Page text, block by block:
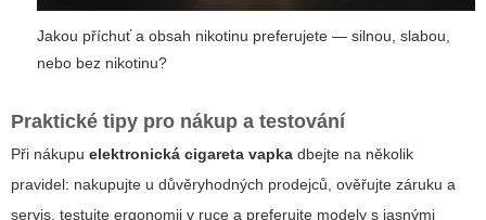
Jakou příchuť a obsah nikotinu preferujete — silnou, slabou,
nebo bez nikotinu?
Praktické tipy pro nákup a testování
Při nákupu elektronická cigareta vapka dbejte na několik
pravidel: nakupujte u důvěryhodných prodejců, ověřujte záruku a
servis, testujte ergonomii v ruce a preferujte modely s jasnými